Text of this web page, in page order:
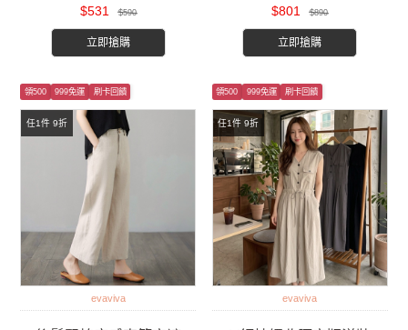
$531 $590
立即搶購
$801 $890
立即搶購
任1件 9折
領500 999免運 刷卡回饋
evaviva
任1件 9折
領500 999免運 刷卡回饋
evaviva